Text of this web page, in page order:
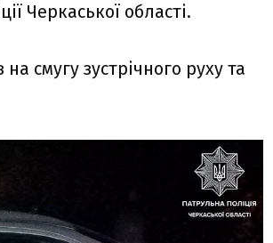
Черкаської області.
смугу зустрічного руху та